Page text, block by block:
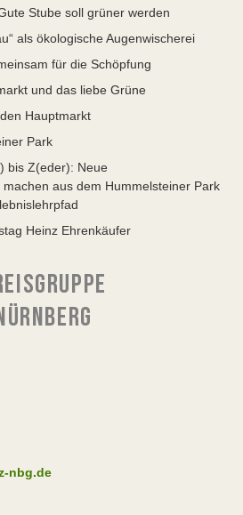
Stube soll grüner werden
als ökologische Augenwischerei
für die Schöpfung
und das liebe Grüne
Hauptmarkt
Park
bis Z(eder): Neue
aus dem Hummelsteiner Park
Heinz Ehrenkäufer
nbg.de